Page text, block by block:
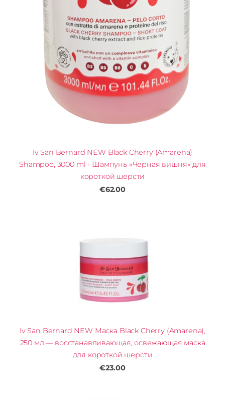
Iv San Bernard NEW Black Cherry (Amarena)
Shampoo, 3000 ml - Шампунь «Черная вишня» для
короткой шерсти
€62.00
Iv San Bernard NEW Маска Black Cherry (Amarena),
250 мл — восстанавливающая, освежающая маска
для короткой шерсти
€23.00